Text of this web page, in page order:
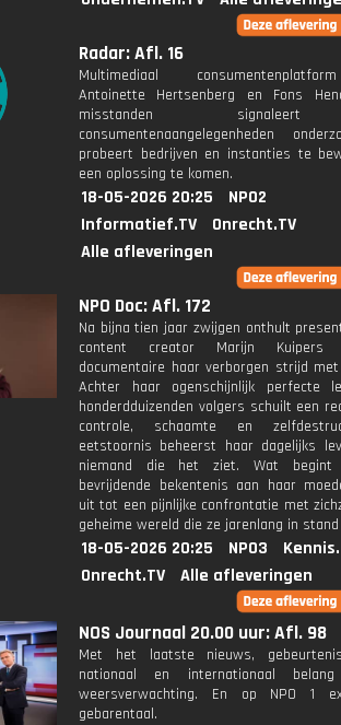
Radar: Afl. 16
Multimediaal
Antoinette Hertsenberg en Fons
misstanden
consumentenaangelegenheden
probeert bedrijven en instanties te
een oplossing te komen.
18-05-2026 20:25
NPO2
Informatief.TV
Onrecht.TV
Alle afleveringen
NPO Doc: Afl. 172
Na bijna tien jaar zwijgen onthult
content creator Marijn
documentaire haar verborgen strijd
Achter haar ogenschijnlijk perfecte
honderdduizenden volgers schuilt een
controle, schaamte en
eetstoornis beheerst haar dagelijks
niemand die het ziet. Wat
bevrijdende bekentenis aan haar
uit tot een pijnlijke confrontatie met
geheime wereld die ze jarenlang in
18-05-2026 20:25 NPO3
Onrecht.TV
Alle afleveringen
NOS Journaal 20.00 uur: Afl. 98
Met het laatste nieuws,
nationaal en internationaal
weersverwachting. En op NPO 1
gebarentaal.